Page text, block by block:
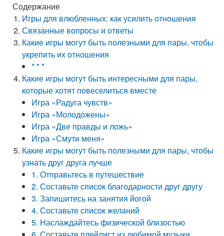
Содержание
Игры для влюбленных: как усилить отношения
Связанные вопросы и ответы
Какие игры могут быть полезными для пары, чтобы
укрепить их отношения
* * *
Какие игры могут быть интересными для пары,
которые хотят повеселиться вместе
Игра «Радуга чувств»
Игра «Молодожены»
Игра «Две правды и ложь»
Игра «Смути меня»
Какие игры могут быть полезными для пары, чтобы
узнать друг друга лучше
1. Отправьтесь в путешествие
2. Составьте список благодарности друг другу
3. Запишитесь на занятия йогой
4. Составьте список желаний
5. Наслаждайтесь физической близостью